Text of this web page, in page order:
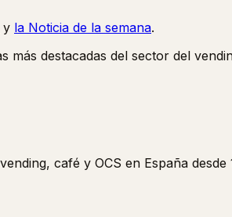
y la Noticia de la semana.
destacadas del sector del
café y OCS en España desde